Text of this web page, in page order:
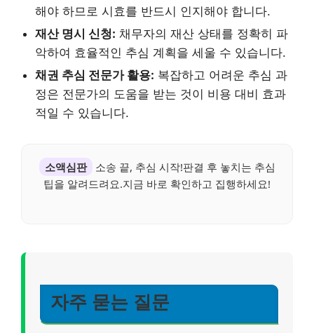
해야 하므로 시효를 반드시 인지해야 합니다.
재산 명시 신청: 채무자의 재산 상태를 정확히 파
악하여 효율적인 추심 계획을 세울 수 있습니다.
채권 추심 전문가 활용: 복잡하고 어려운 추심 과
정은 전문가의 도움을 받는 것이 비용 대비 효과
적일 수 있습니다.
소액심판
소송 끝, 추심 시작!판결 후 놓치는 추심
팁을 알려드려요.지금 바로 확인하고 집행하세요!
자주 묻는 질문